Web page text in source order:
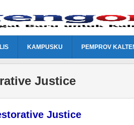
KAMPUSKU PEMPROV
Justice
Justice